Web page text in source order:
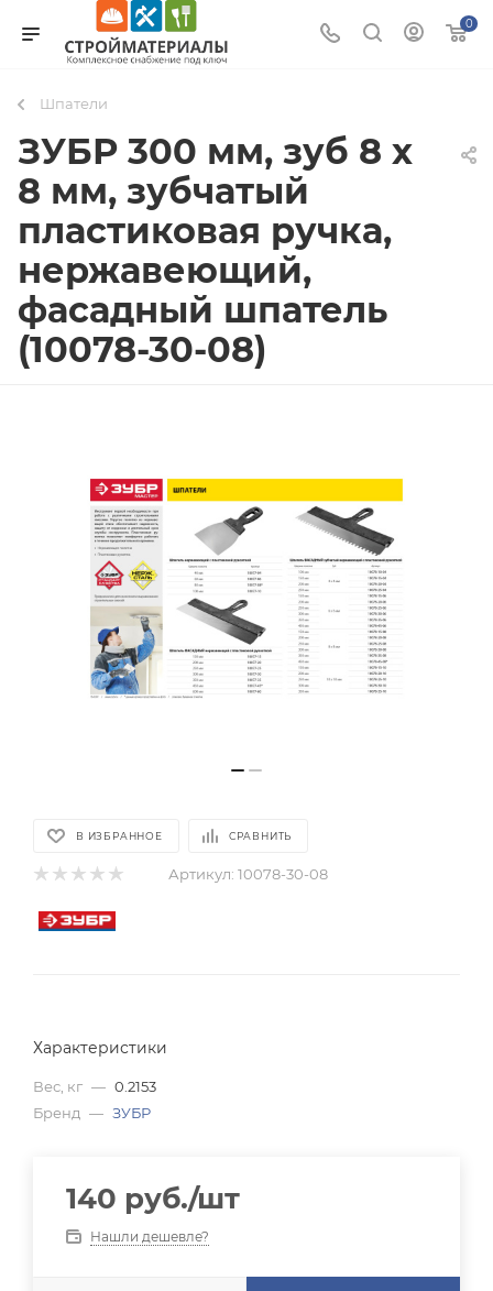
0
Шпатели
ЗУБР 300 мм, зуб 8 х
8 мм, зубчатый
пластиковая ручка,
нержавеющий,
фасадный шпатель
(10078-30-08)
В ИЗБРАННОЕ СРАВНИТЬ
Артикул: 10078-30-08
Характеристики
Вес, кг — 0.2153
Бренд — ЗУБР
140 руб./шт
Нашли дешевле?